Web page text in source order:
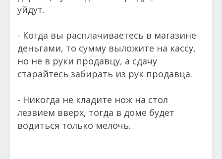
уйдут.
- Когда вы расплачиваетесь в магазине
деньгами, то сумму выложите на кассу,
но не в руки продавцу, а сдачу
старайтесь забирать из рук продавца.
- Никогда не кладите нож на стол
лезвием вверх, тогда в доме будет
водиться только мелочь.